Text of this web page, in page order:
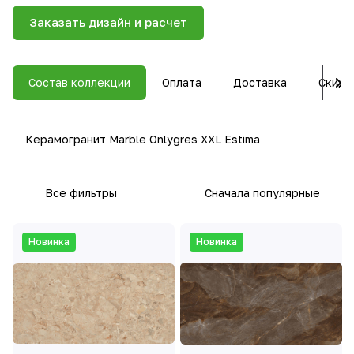
Заказать дизайн и расчет
Состав коллекции Оплата Доставка
Керамогранит Marble Onlygres XXL Estima
Все фильтры Сначала популярные
Новинка Новинка